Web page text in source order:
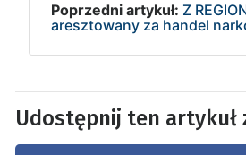
Poprzedni artykuł: Z
aresztowany za handel
Udostępnij ten artykuł